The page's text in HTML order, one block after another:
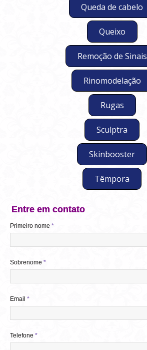
Queda de cabelo
Queixo
Remoção de Sinais
Rinomodelação
Rugas
Sculptra
Skinbooster
Têmpora
Entre em contato
Primeiro nome *
Sobrenome *
Email *
Telefone *